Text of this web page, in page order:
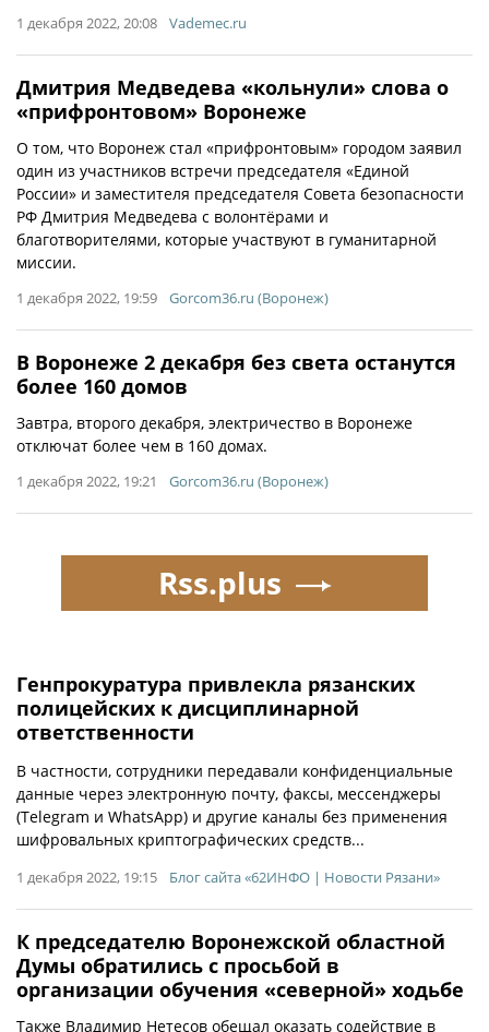
1 декабря 2022, 20:08 Vademec.ru
Дмитрия Медведева «кольнули» слова о
«прифронтовом» Воронеже
О том, что Воронеж стал «прифронтовым» городом заявил
один из участников встречи председателя «Единой
России» и заместителя председателя Совета безопасности
РФ Дмитрия Медведева с волонтёрами и
благотворителями, которые участвуют в гуманитарной
миссии.
1 декабря 2022, 19:59 Gorcom36.ru (Воронеж)
В Воронеже 2 декабря без света останутся
более 160 домов
Завтра, второго декабря, электричество в Воронеже
отключат более чем в 160 домах.
1 декабря 2022, 19:21 Gorcom36.ru (Воронеж)
Генпрокуратура привлекла рязанских
полицейских к дисциплинарной
ответственности
В частности, сотрудники передавали конфиденциальные
данные через электронную почту, факсы, мессенджеры
(Telegram и WhatsApp) и другие каналы без применения
шифровальных криптографических средств...
1 декабря 2022, 19:15 Блог сайта «62ИНФО | Новости Рязани»
К председателю Воронежской областной
Думы обратились с просьбой в
организации обучения «северной» ходьбе
Также Владимир Нетесов обещал оказать содействие в
Rss.plus